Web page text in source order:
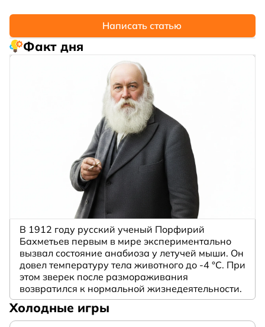
Написать статью
Факт дня
В 1912 году русский ученый Порфирий
Бахметьев первым в мире экспериментально
вызвал состояние анабиоза у летучей мыши. Он
довел температуру тела животного до -4 °C. При
этом зверек после размораживания
возвратился к нормальной жизнедеятельности.
Холодные игры